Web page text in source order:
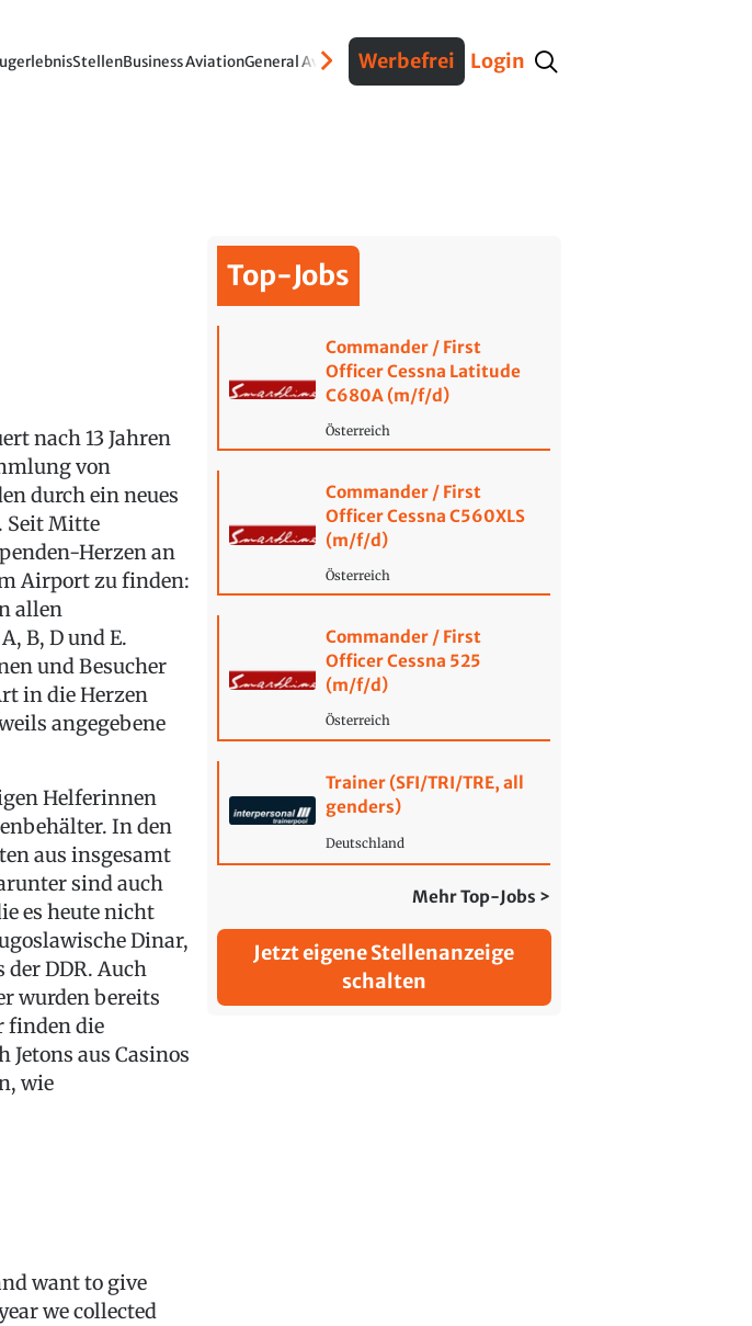
StellenBusiness AviationGeneral AviationVerteidigungInterviews Fracht
Werbefrei Login
nach 13 Jahren
von
durch ein neues
Seit Mitte
Herzen an
Airport zu finden:
allen
B, D und E.
und Besucher
in die Herzen
angegebene
Helferinnen
In den
aus insgesamt
sind auch
es heute nicht
Dinar,
DDR. Auch
wurden bereits
finden die
aus Casinos
wie
want to give
we collected
Top-Jobs
Commander / First
Officer Cessna Latitude
C680A (m/f/d)
Österreich
Commander / First
Officer Cessna C560XLS
(m/f/d)
Österreich
Commander / First
Officer Cessna 525
(m/f/d)
Österreich
Trainer (SFI/TRI/TRE, all
genders)
Deutschland
Mehr Top-Jobs >
Jetzt eigene Stellenanzeige
schalten